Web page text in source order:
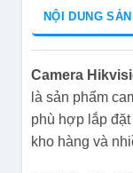
NỘI DUNG
Camera
là sản phẩm
phù hợp lắp
kho hàng và